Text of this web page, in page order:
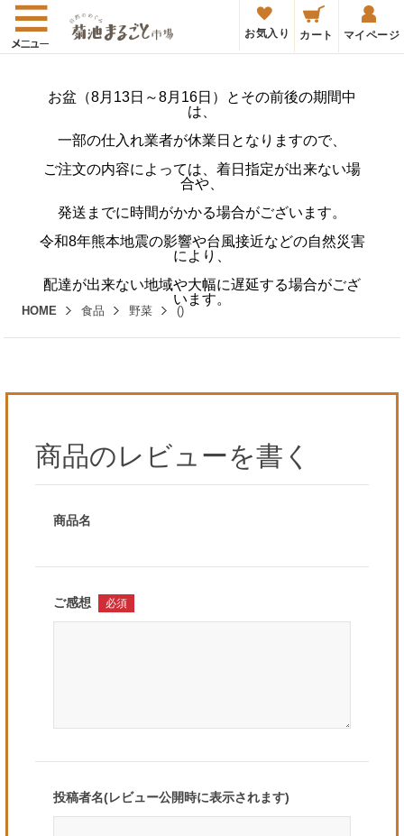
お気入り カート マイページ
お盆（8月13日～8月16日）とその前後の期間中
は、
一部の仕入れ業者が休業日となりますので、
ご注文の内容によっては、着日指定が出来ない場
合や、
発送までに時間がかかる場合がございます。
令和8年熊本地震の影響や台風接近などの自然災害
により、
配達が出来ない地域や大幅に遅延する場合がござ
います。
HOME 食品 野菜 ()
商品のレビューを書く
商品名
ご感想 必須
投稿者名(レビュー公開時に表示されます)